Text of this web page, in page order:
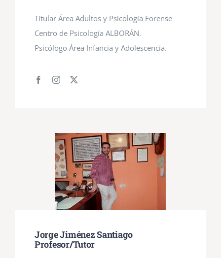
Titular Área Adultos y Psicología Forense
Centro de Psicología ALBORÁN.
Psicólogo Área Infancia y Adolescencia.
Jorge Jiménez Santiago
Profesor/Tutor